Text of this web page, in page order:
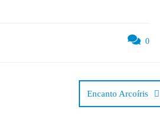
0
Encanto Arcoíris